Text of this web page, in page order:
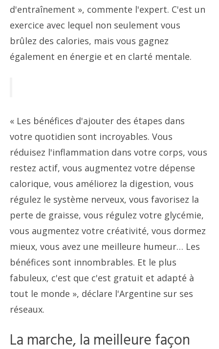
d'entraînement », commente l'expert. C'est un
exercice avec lequel non seulement vous
brûlez des calories, mais vous gagnez
également en énergie et en clarté mentale.
« Les bénéfices d'ajouter des étapes dans
votre quotidien sont incroyables. Vous
réduisez l'inflammation dans votre corps, vous
restez actif, vous augmentez votre dépense
calorique, vous améliorez la digestion, vous
régulez le système nerveux, vous favorisez la
perte de graisse, vous régulez votre glycémie,
vous augmentez votre créativité, vous dormez
mieux, vous avez une meilleure humeur… Les
bénéfices sont innombrables. Et le plus
fabuleux, c'est que c'est gratuit et adapté à
tout le monde », déclare l'Argentine sur ses
réseaux.
La marche, la meilleure façon